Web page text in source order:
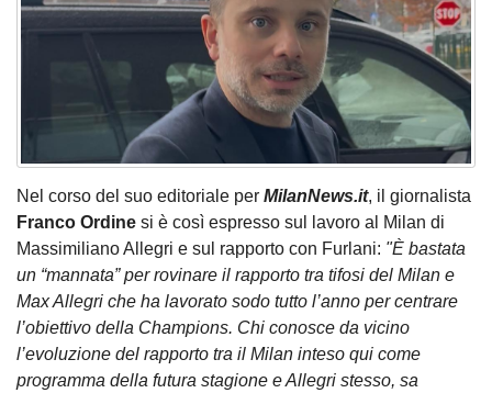
Nel corso del suo editoriale per MilanNews.it, il giornalista
Franco Ordine si è così espresso sul lavoro al Milan di
Massimiliano Allegri e sul rapporto con Furlani: "È bastata
un “mannata” per rovinare il rapporto tra tifosi del Milan e
Max Allegri che ha lavorato sodo tutto l’anno per centrare
l’obiettivo della Champions. Chi conosce da vicino
l’evoluzione del rapporto tra il Milan inteso qui come
programma della futura stagione e Allegri stesso, sa